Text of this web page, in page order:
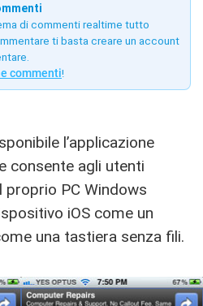
di commenti realtime tutto
ti basta creare un account
commenti!
l’applicazione
consente agli utenti
proprio PC Windows
iOS come un
una tastiera senza fili.